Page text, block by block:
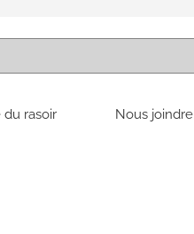
rasoir Nous joindre